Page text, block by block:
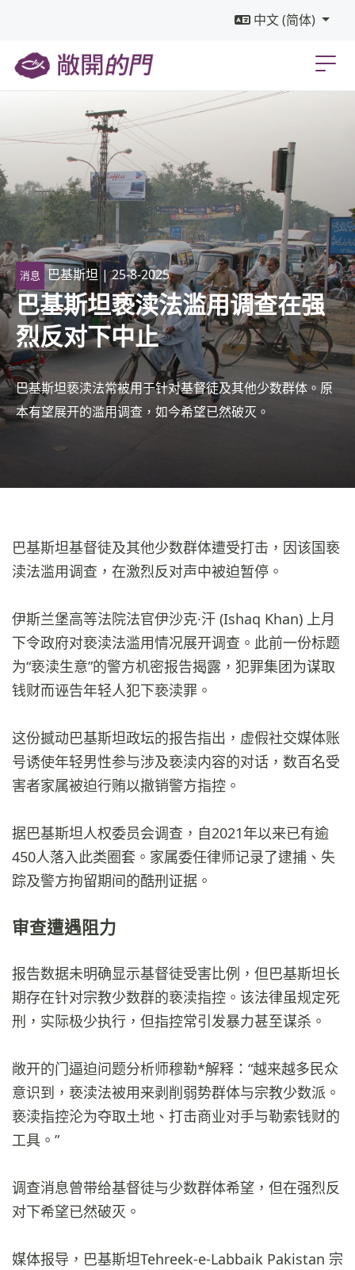
中文 (简体)
消息 巴基斯坦 | 25-8-2025
巴基斯坦亵渎法滥用调查在强
烈反对下中止
巴基斯坦亵渎法常被用于针对基督徒及其他少数群体。原
本有望展开的滥用调查，如今希望已然破灭。
巴基斯坦基督徒及其他少数群体遭受打击，因该国亵
渎法滥用调查，在激烈反对声中被迫暂停。
伊斯兰堡高等法院法官伊沙克·汗 (Ishaq Khan) 上月
下令政府对亵渎法滥用情况展开调查。此前一份标题
为“亵渎生意”的警方机密报告揭露，犯罪集团为谋取
钱财而诬告年轻人犯下亵渎罪。
这份撼动巴基斯坦政坛的报告指出，虚假社交媒体账
号诱使年轻男性参与涉及亵渎内容的对话，数百名受
害者家属被迫行贿以撤销警方指控。
据巴基斯坦人权委员会调查，自2021年以来已有逾
450人落入此类圈套。家属委任律师记录了逮捕、失
踪及警方拘留期间的酷刑证据。
审查遭遇阻力
报告数据未明确显示基督徒受害比例，但巴基斯坦长
期存在针对宗教少数群的亵渎指控。该法律虽规定死
刑，实际极少执行，但指控常引发暴力甚至谋杀。
敞开的门逼迫问题分析师穆勒*解释：“越来越多民众
意识到，亵渎法被用来剥削弱势群体与宗教少数派。
亵渎指控沦为夺取土地、打击商业对手与勒索钱财的
工具。”
调查消息曾带给基督徒与少数群体希望，但在强烈反
对下希望已然破灭。
媒体报导，巴基斯坦Tehreek-e-Labbaik Pakistan 宗